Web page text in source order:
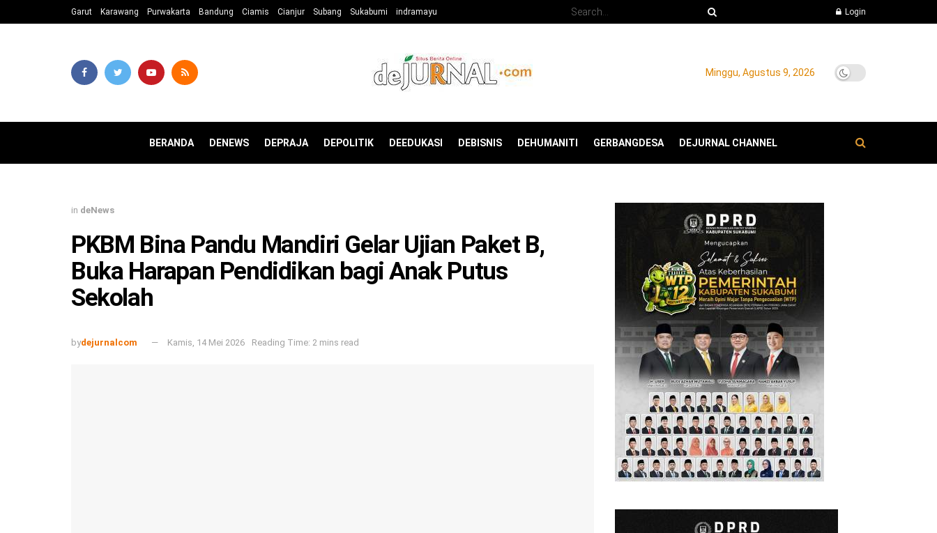
Garut Karawang Purwakarta Bandung Ciamis Cianjur Subang Sukabumi indramayu Login
Minggu, Agustus 9, 2026
BERANDA DENEWS DEPRAJA DEPOLITIK DEEDUKASI DEBISNIS DEHUMANITI GERBANGDESA DEJURNAL CHANNEL
in deNews
PKBM Bina Pandu Mandiri Gelar Ujian Paket B,
Buka Harapan Pendidikan bagi Anak Putus
Sekolah
bydejurnalcom Kamis, 14 Mei 2026 Reading Time: 2 mins read